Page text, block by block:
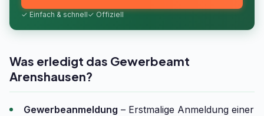
✓ Einfach & schnell✓ Offiziell
Was erledigt das Gewerbeamt
Arenshausen?
Gewerbeanmeldung – Erstmalige Anmeldung einer